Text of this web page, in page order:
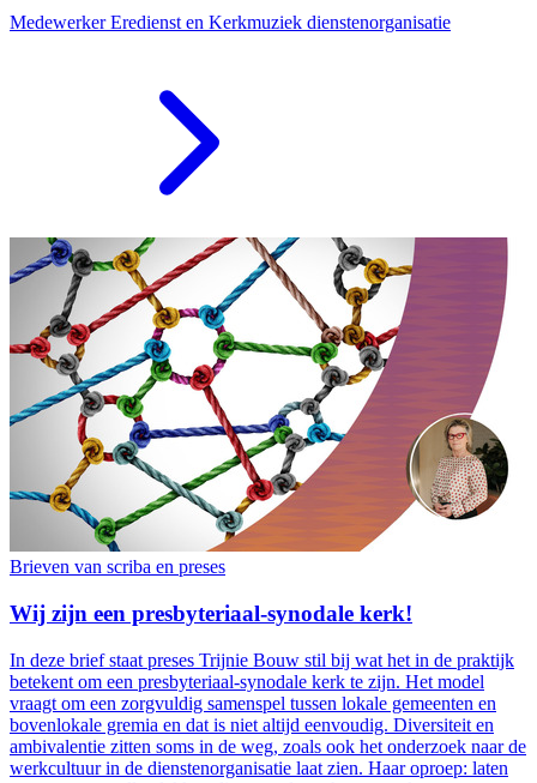
Medewerker Eredienst en Kerkmuziek dienstenorganisatie
Brieven van scriba en preses
Wij zijn een presbyteriaal-synodale kerk!
In deze brief staat preses Trijnie Bouw stil bij wat het in de praktijk
betekent om een presbyteriaal-synodale kerk te zijn. Het model
vraagt om een zorgvuldig samenspel tussen lokale gemeenten en
bovenlokale gremia en dat is niet altijd eenvoudig. Diversiteit en
ambivalentie zitten soms in de weg, zoals ook het onderzoek naar de
werkcultuur in de dienstenorganisatie laat zien. Haar oproep: laten